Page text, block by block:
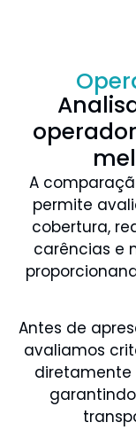
A
permite
cobertura,
carências e
Antes de
avaliamos
diretamente